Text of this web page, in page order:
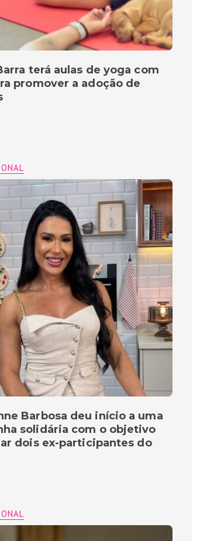
terá aulas de yoga com
promover a adoção de
Barbosa deu início a uma
solidária com o objetivo
dois ex-participantes do